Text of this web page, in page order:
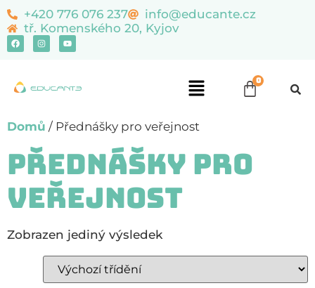
+420 776 076 237
info@educante.cz
tř. Komenského 20, Kyjov
Domů / Přednášky pro veřejnost
Přednášky pro
veřejnost
Zobrazen jediný výsledek